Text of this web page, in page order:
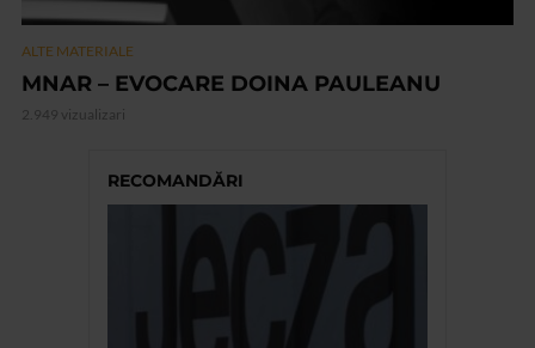
ALTE MATERIALE
MNAR – EVOCARE DOINA PAULEANU
2.949 vizualizari
RECOMANDĂRI